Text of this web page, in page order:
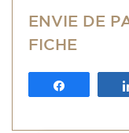
ENVIE DE
FICHE